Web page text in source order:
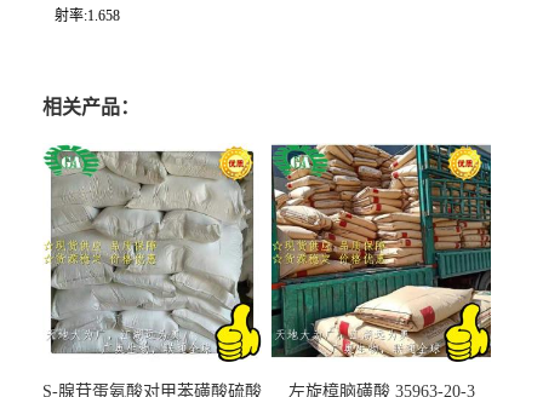
射率:1.658
相关产品：
S-腺苷蛋氨酸对甲苯磺酸硫酸 左旋樟脑磺酸 35963-20-3